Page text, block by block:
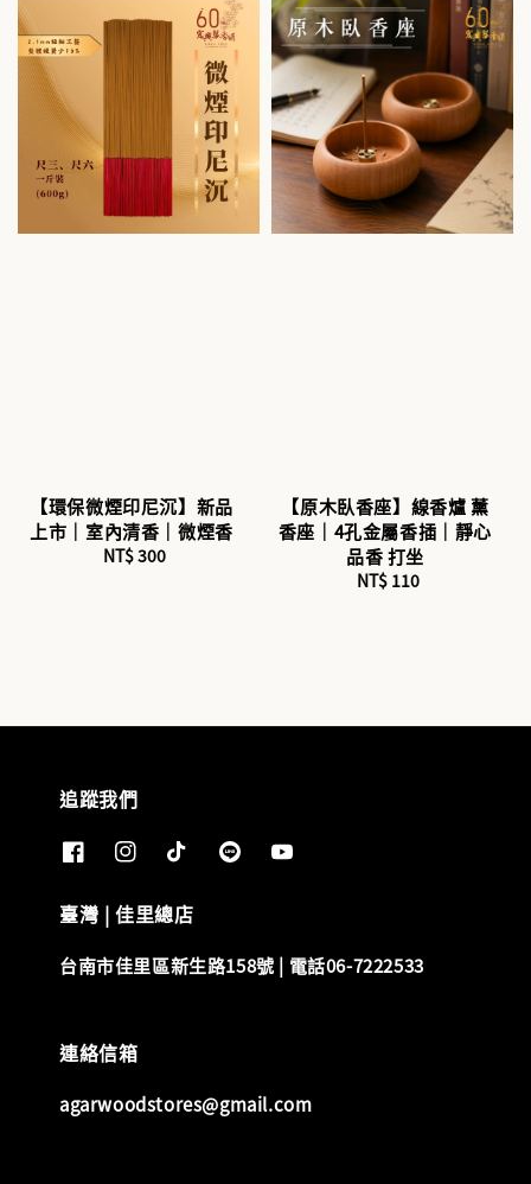
【環保微煙印尼沉】新品
上市｜室內清香｜微煙香
Regular
NT$ 300
【原木臥香座】線香爐 薰
香座｜4孔金屬香插｜靜心
品香 打坐
Regular
NT$ 110
追蹤我們
臺灣 | 佳里總店
台南市佳里區新生路158號 | 電話06-7222533
連絡信箱
agarwoodstores@gmail.com